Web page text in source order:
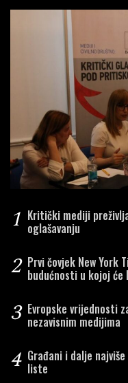
1 Kritički mediji
oglašavanju
2 Prvi čovjek New York
budućnosti u kojoj će
3 Evropske vrijednosti
nezavisnim medijima
4 Građani i dalje
liste